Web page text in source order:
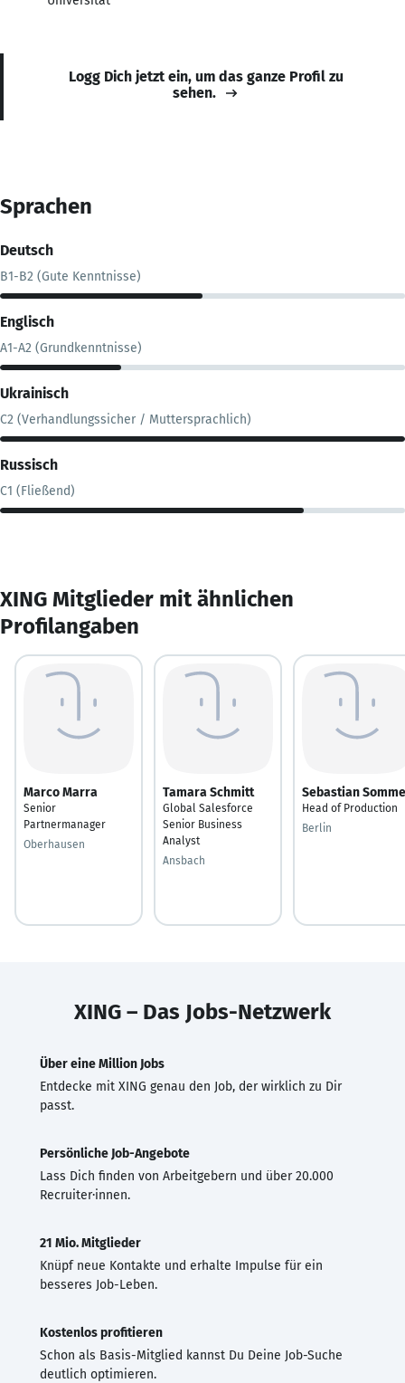
Logg Dich jetzt ein, um das ganze Profil zu
sehen.
Sprachen
Deutsch
B1-B2 (Gute Kenntnisse)
Englisch
A1-A2 (Grundkenntnisse)
Ukrainisch
C2 (Verhandlungssicher / Muttersprachlich)
Russisch
C1 (Fließend)
XING Mitglieder mit ähnlichen
Profilangaben
Marco Marra
Senior
Partnermanager
Oberhausen
Tamara Schmitt
Global Salesforce
Senior Business
Analyst
Ansbach
Sebastian
Head of Production
Berlin
XING – Das Jobs-Netzwerk
Über eine Million Jobs
Entdecke mit XING genau den Job, der wirklich zu Dir
passt.
Persönliche Job-Angebote
Lass Dich finden von Arbeitgebern und über 20.000
Recruiter·innen.
21 Mio. Mitglieder
Knüpf neue Kontakte und erhalte Impulse für ein
besseres Job-Leben.
Kostenlos profitieren
Schon als Basis-Mitglied kannst Du Deine Job-Suche
deutlich optimieren.